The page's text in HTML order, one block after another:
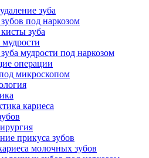
зуба
под наркозом
зуба
мудрости
мудрости под наркозом
операции
микроскопом
кариеса
прикуса зубов
молочных зубов